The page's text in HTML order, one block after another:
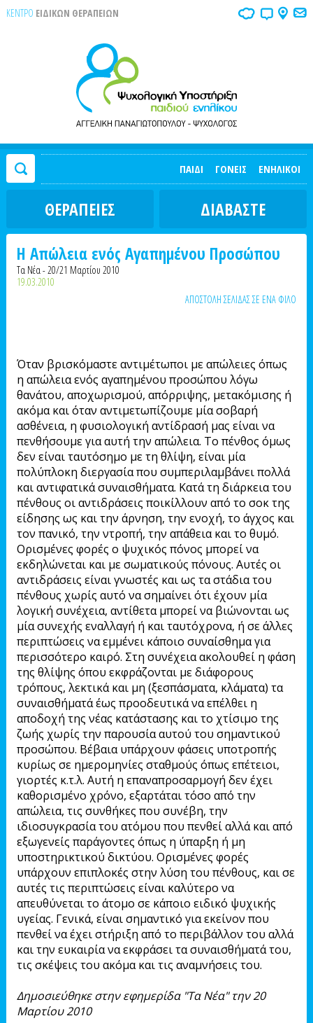
ΚΕΝΤΡΟ ΕΙΔΙΚΩΝ ΘΕΡΑΠΕΙΩΝ
ΠΑΙΔΙ ΓΟΝΕΙΣ ΕΝΗΛΙΚΟΙ
ΘΕΡΑΠΕΙΕΣ ΔΙΑΒΑΣΤΕ
Η Απώλεια ενός Αγαπημένου Προσώπου
Τα Νέα - 20/21 Μαρτίου 2010
19.03.2010
ΑΠΟΣΤΟΛΗ ΣΕΛΙΔΑΣ ΣΕ ΕΝΑ ΦΙΛΟ
Όταν βρισκόμαστε αντιμέτωποι με απώλειες όπως
η απώλεια ενός αγαπημένου προσώπου λόγω
θανάτου, αποχωρισμού, απόρριψης, μετακόμισης ή
ακόμα και όταν αντιμετωπίζουμε μία σοβαρή
ασθένεια, η φυσιολογική αντίδρασή μας είναι να
πενθήσουμε για αυτή την απώλεια. Το πένθος όμως
δεν είναι ταυτόσημο με τη θλίψη, είναι μία
πολύπλοκη διεργασία που συμπεριλαμβάνει πολλά
και αντιφατικά συναισθήματα. Κατά τη διάρκεια του
πένθους οι αντιδράσεις ποικίλλουν από το σοκ της
είδησης ως και την άρνηση, την ενοχή, το άγχος και
τον πανικό, την ντροπή, την απάθεια και το θυμό.
Ορισμένες φορές ο ψυχικός πόνος μπορεί να
εκδηλώνεται και με σωματικούς πόνους. Αυτές οι
αντιδράσεις είναι γνωστές και ως τα στάδια του
πένθους χωρίς αυτό να σημαίνει ότι έχουν μία
λογική συνέχεια, αντίθετα μπορεί να βιώνονται ως
μία συνεχής εναλλαγή ή και ταυτόχρονα, ή σε άλλες
περιπτώσεις να εμμένει κάποιο συναίσθημα για
περισσότερο καιρό. Στη συνέχεια ακολουθεί η φάση
της θλίψης όπου εκφράζονται με διάφορους
τρόπους, λεκτικά και μη (ξεσπάσματα, κλάματα) τα
συναισθήματά έως προοδευτικά να επέλθει η
αποδοχή της νέας κατάστασης και το χτίσιμο της
ζωής χωρίς την παρουσία αυτού του σημαντικού
προσώπου. Βέβαια υπάρχουν φάσεις υποτροπής
κυρίως σε ημερομηνίες σταθμούς όπως επέτειοι,
γιορτές κ.τ.λ. Αυτή η επαναπροσαρμογή δεν έχει
καθορισμένο χρόνο, εξαρτάται τόσο από την
απώλεια, τις συνθήκες που συνέβη, την
ιδιοσυγκρασία του ατόμου που πενθεί αλλά και από
εξωγενείς παράγοντες όπως η ύπαρξη ή μη
υποστηρικτικού δικτύου. Ορισμένες φορές
υπάρχουν επιπλοκές στην λύση του πένθους, και σε
αυτές τις περιπτώσεις είναι καλύτερο να
απευθύνεται το άτομο σε κάποιο ειδικό ψυχικής
υγείας. Γενικά, είναι σημαντικό για εκείνον που
πενθεί να έχει στήριξη από το περιβάλλον του αλλά
και την ευκαιρία να εκφράσει τα συναισθήματά του,
τις σκέψεις του ακόμα και τις αναμνήσεις του.
Δημοσιεύθηκε στην εφημερίδα "Τα Νέα" την 20
Μαρτίου 2010